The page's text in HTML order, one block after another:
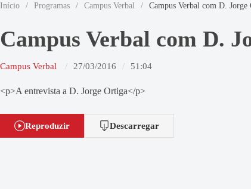
Início / Programas / Campus Verbal / Campus Verbal com D. Jorge
Campus Verbal com D.
Campus Verbal 27/03/2016 51:04
<p>A entrevista a D. Jorge Ortiga</p>
Reproduzir Descarregar